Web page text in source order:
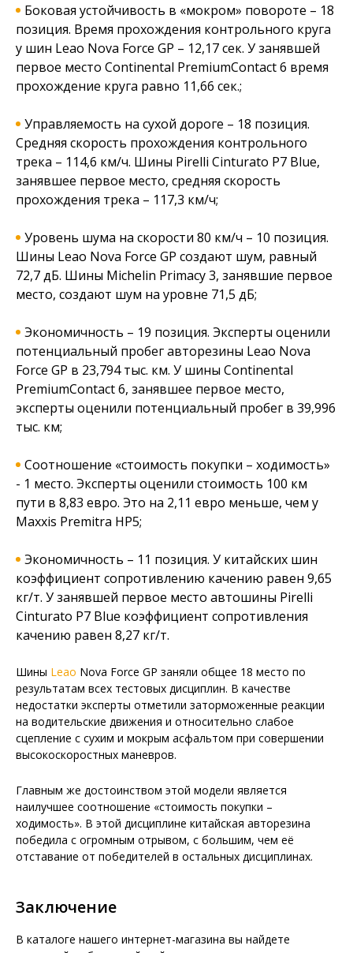
Боковая устойчивость в «мокром» повороте – 18
позиция. Время прохождения контрольного круга
у шин Leao Nova Force GP – 12,17 сек. У занявшей
первое место Continental PremiumContact 6 время
прохождение круга равно 11,66 сек.;
Управляемость на сухой дороге – 18 позиция.
Средняя скорость прохождения контрольного
трека – 114,6 км/ч. Шины Pirelli Cinturato P7 Blue,
занявшее первое место, средняя скорость
прохождения трека – 117,3 км/ч;
Уровень шума на скорости 80 км/ч – 10 позиция.
Шины Leao Nova Force GP создают шум, равный
72,7 дБ. Шины Michelin Primacy 3, занявшие первое
место, создают шум на уровне 71,5 дБ;
Экономичность – 19 позиция. Эксперты оценили
потенциальный пробег авторезины Leao Nova
Force GP в 23,794 тыс. км. У шины Continental
PremiumContact 6, занявшее первое место,
эксперты оценили потенциальный пробег в 39,996
тыс. км;
Соотношение «стоимость покупки – ходимость»
- 1 место. Эксперты оценили стоимость 100 км
пути в 8,83 евро. Это на 2,11 евро меньше, чем у
Maxxis Premitra HP5;
Экономичность – 11 позиция. У китайских шин
коэффициент сопротивлению качению равен 9,65
кг/т. У занявшей первое место автошины Pirelli
Cinturato P7 Blue коэффициент сопротивления
качению равен 8,27 кг/т.
Шины Leao Nova Force GP заняли общее 18 место по
результатам всех тестовых дисциплин. В качестве
недостатки эксперты отметили заторможенные реакции
на водительские движения и относительно слабое
сцепление с сухим и мокрым асфальтом при совершении
высокоскоростных маневров.
Главным же достоинством этой модели является
наилучшее соотношение «стоимость покупки –
ходимость». В этой дисциплине китайская авторезина
победила с огромным отрывом, с большим, чем её
отставание от победителей в остальных дисциплинах.
Заключение
В каталоге нашего интернет-магазина вы найдете